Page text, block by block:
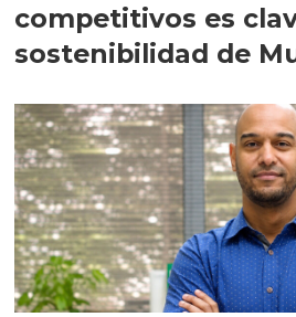
competitivos es
sostenibilidad de